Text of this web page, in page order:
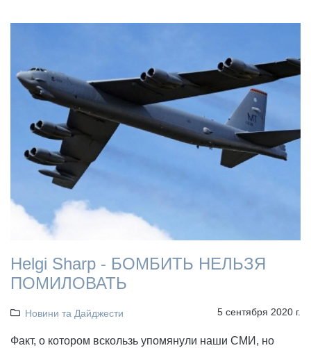
Helgi Sharp - БОМБИТЬ НЕЛЬЗЯ
ПОМИЛОВАТЬ
Новини та Дайджести 5 сентября 2020 г.
Факт, о котором вскользь упомянули наши СМИ, но